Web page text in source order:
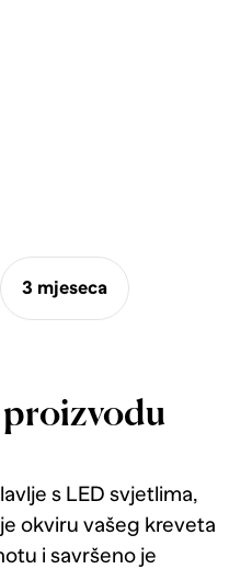
3 mjeseca
s LED svjetlima,
okviru vašeg kreveta
i savršeno je